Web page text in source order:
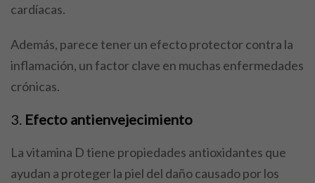
cardíacas.
Además, parece tener un efecto protector contra la
inflamación, un factor clave en muchas enfermedades
crónicas.
3. Efecto antienvejecimiento
La vitamina D tiene propiedades antioxidantes que
ayudan a proteger la piel del daño causado por los